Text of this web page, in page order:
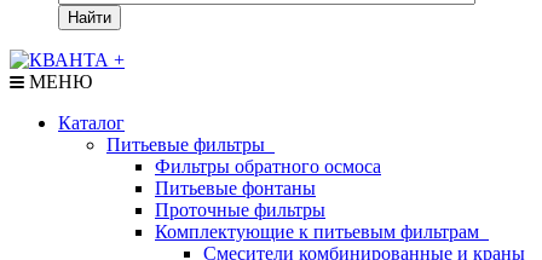
Найти
МЕНЮ
Каталог
Питьевые фильтры
Фильтры обратного осмоса
Питьевые фонтаны
Проточные фильтры
Комплектующие к питьевым фильтрам
Смесители комбинированные и краны